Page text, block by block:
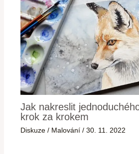
Jak nakreslit
krok za krokem
Diskuze / Malování /30. 11. 2022